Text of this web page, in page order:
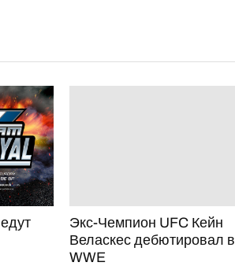
Экс-Чемпион UFC Кейн
Веласкес дебютировал в
WWE